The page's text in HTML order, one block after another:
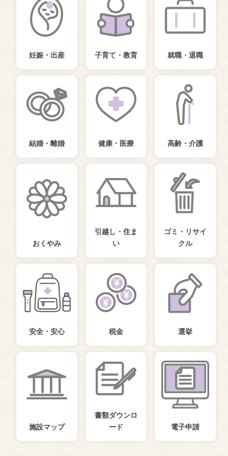
妊娠・出産 子育て・教育 就職・退職
結婚・離婚 健康・医療 高齢・介護
おくやみ
引越し・住ま
い
ゴミ・リサイ
クル
安全・安心 税金 選挙
施設マップ
書類ダウンロ
ード
電子申請